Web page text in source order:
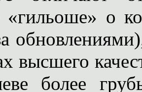
«гильоше» о
высшего
более